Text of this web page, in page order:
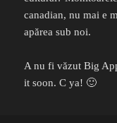
canadian, nu mai e
apărea sub noi.
A nu fi văzut Big
it soon. C ya! 🙂